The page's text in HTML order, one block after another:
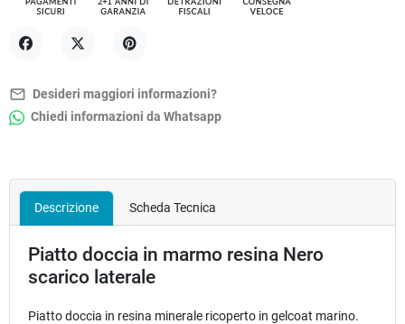
mail_outline Desideri maggiori informazioni?
Chiedi informazioni da Whatsapp
Descrizione Scheda Tecnica
Piatto doccia in marmo resina Nero
scarico laterale
Piatto doccia in resina minerale ricoperto in gelcoat marino.